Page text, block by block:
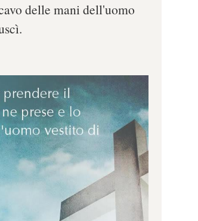
delle mani dell'uomo